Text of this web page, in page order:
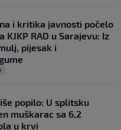
i kritika javnosti počelo
KJKP RAD u Sarajevu: Iz
pijesak i
popilo: U splitsku
muškarac sa 6,2
u krvi